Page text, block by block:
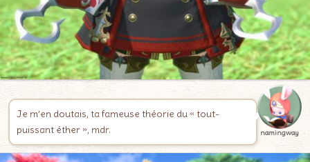
Je m’en doutais, ta fameuse théorie du « tout-
puissant éther », mdr.
namingway